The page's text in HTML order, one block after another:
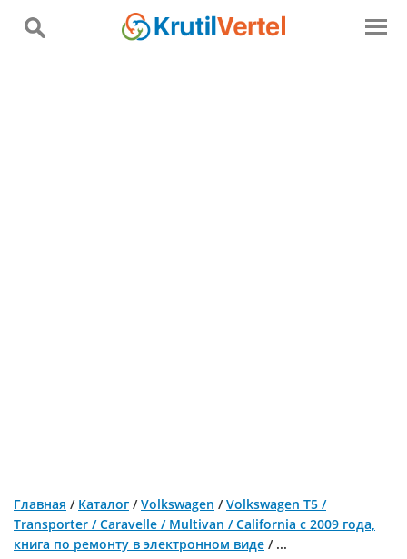
Главная / Каталог /Volkswagen /Volkswagen T5 /
Transporter / Caravelle / Multivan / California с 2009 года,
книга по ремонту в электронном виде / ...